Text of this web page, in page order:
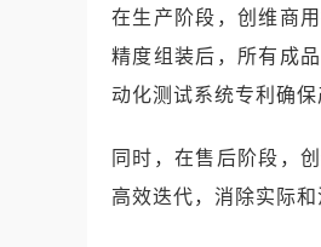
在生产阶段，创维商
精度组装后，所有成
动化测试系统专利确保
同时，在售后阶段，
高效迭代，消除实际和